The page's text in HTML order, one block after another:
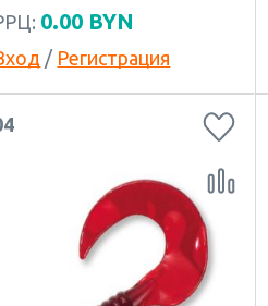
0.00 BYN
/ Регистрация